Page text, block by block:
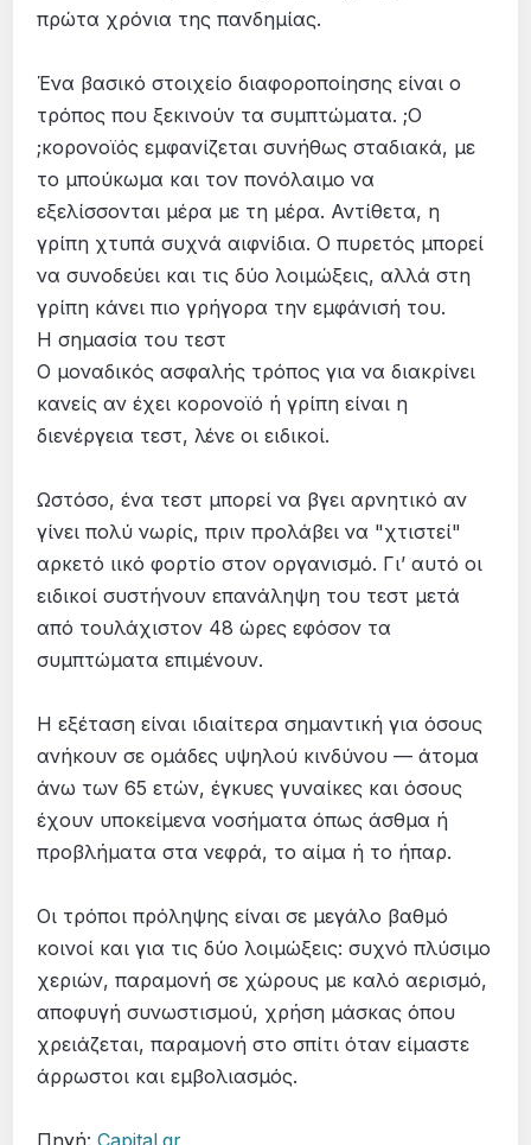
πρώτα χρόνια της πανδημίας.
Ένα βασικό στοιχείο διαφοροποίησης είναι ο
τρόπος που ξεκινούν τα συμπτώματα. ;O
;κορονοϊός εμφανίζεται συνήθως σταδιακά, με
το μπούκωμα και τον πονόλαιμο να
εξελίσσονται μέρα με τη μέρα. Αντίθετα, η
γρίπη χτυπά συχνά αιφνίδια. Ο πυρετός μπορεί
να συνοδεύει και τις δύο λοιμώξεις, αλλά στη
γρίπη κάνει πιο γρήγορα την εμφάνισή του.
Η σημασία του τεστ
Ο μοναδικός ασφαλής τρόπος για να διακρίνει
κανείς αν έχει κορονοϊό ή γρίπη είναι η
διενέργεια τεστ, λένε οι ειδικοί.
Ωστόσο, ένα τεστ μπορεί να βγει αρνητικό αν
γίνει πολύ νωρίς, πριν προλάβει να "χτιστεί"
αρκετό ιικό φορτίο στον οργανισμό. Γι’ αυτό οι
ειδικοί συστήνουν επανάληψη του τεστ μετά
από τουλάχιστον 48 ώρες εφόσον τα
συμπτώματα επιμένουν.
Η εξέταση είναι ιδιαίτερα σημαντική για όσους
ανήκουν σε ομάδες υψηλού κινδύνου — άτομα
άνω των 65 ετών, έγκυες γυναίκες και όσους
έχουν υποκείμενα νοσήματα όπως άσθμα ή
προβλήματα στα νεφρά, το αίμα ή το ήπαρ.
Οι τρόποι πρόληψης είναι σε μεγάλο βαθμό
κοινοί και για τις δύο λοιμώξεις: συχνό πλύσιμο
χεριών, παραμονή σε χώρους με καλό αερισμό,
αποφυγή συνωστισμού, χρήση μάσκας όπου
χρειάζεται, παραμονή στο σπίτι όταν είμαστε
άρρωστοι και εμβολιασμός.
Πηγή:Capital.gr